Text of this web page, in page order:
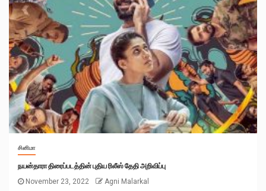
சினிமா
நயன்தாரா திரைப்படத்தின் புதிய ரிலீஸ் தேதி அறிவிப்பு
November 23, 2022
Agni Malarkal